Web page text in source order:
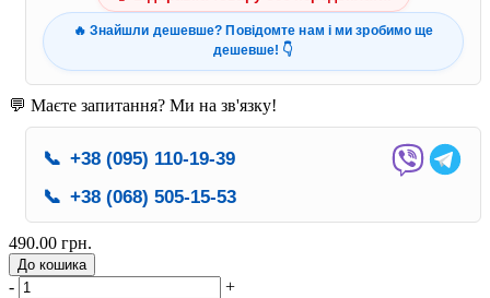
🔥 Знайшли дешевше? Повідомте нам і ми зробимо ще
дешевше! 👇
💬 Маєте запитання? Ми на зв'язку!
📞 +38 (095) 110-19-39
📞 +38 (068) 505-15-53
490.00 грн.
До кошика
-
+